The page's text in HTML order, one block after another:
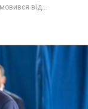
від...